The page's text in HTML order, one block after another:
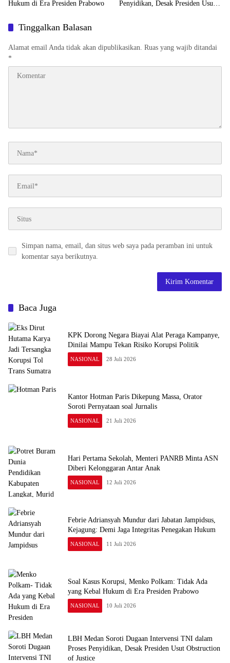
Hukum di Era Presiden Prabowo
Penyidikan, Desak Presiden Usut
Tinggalkan Balasan
Alamat email Anda tidak akan dipublikasikan. Ruas yang wajib ditandai
*
Simpan nama, email, dan situs web saya pada peramban ini untuk
komentar saya berikutnya.
Baca Juga
KPK Dorong Negara Biayai Alat Peraga Kampanye,
Dinilai Mampu Tekan Risiko Korupsi Politik
NASIONAL 28 Juli 2026
Kantor Hotman Paris Dikepung Massa, Orator
Soroti Pernyataan soal Jurnalis
NASIONAL 21 Juli 2026
Hari Pertama Sekolah, Menteri PANRB Minta ASN
Diberi Kelonggaran Antar Anak
NASIONAL 12 Juli 2026
Febrie Adriansyah Mundur dari Jabatan Jampidsus,
Kejagung: Demi Jaga Integritas Penegakan Hukum
NASIONAL 11 Juli 2026
Soal Kasus Korupsi, Menko Polkam: Tidak Ada
yang Kebal Hukum di Era Presiden Prabowo
NASIONAL 10 Juli 2026
LBH Medan Soroti Dugaan Intervensi TNI dalam
Proses Penyidikan, Desak Presiden Usut Obstruction
of Justice